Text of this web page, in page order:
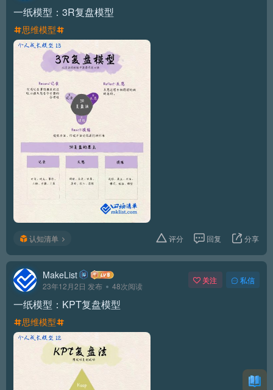
一纸模型：3R复盘模型
思维模型
认知清单 评分 回复 分享
MakeList
23年12月2日 发布 48次阅读
关注 私信
一纸模型：KPT复盘模型
思维模型